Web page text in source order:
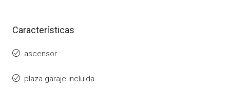
Características
ascensor
plaza garaje incluida